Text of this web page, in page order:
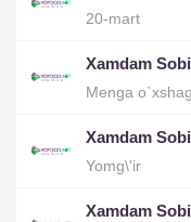
20-mart
Xamdam
Menga
Xamdam
Yomg\'ir
Xamdam